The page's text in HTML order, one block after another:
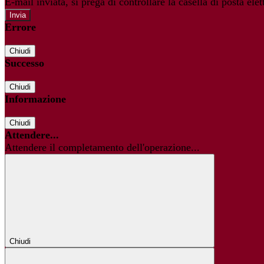
Errore
Chiudi
Successo
Chiudi
Informazione
Chiudi
Attendere...
Attendere il completamento dell'operazione...
Chiudi